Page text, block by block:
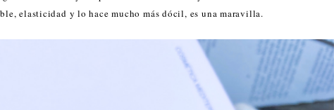
elasticidad y lo hace mucho más dócil, es una maravilla.